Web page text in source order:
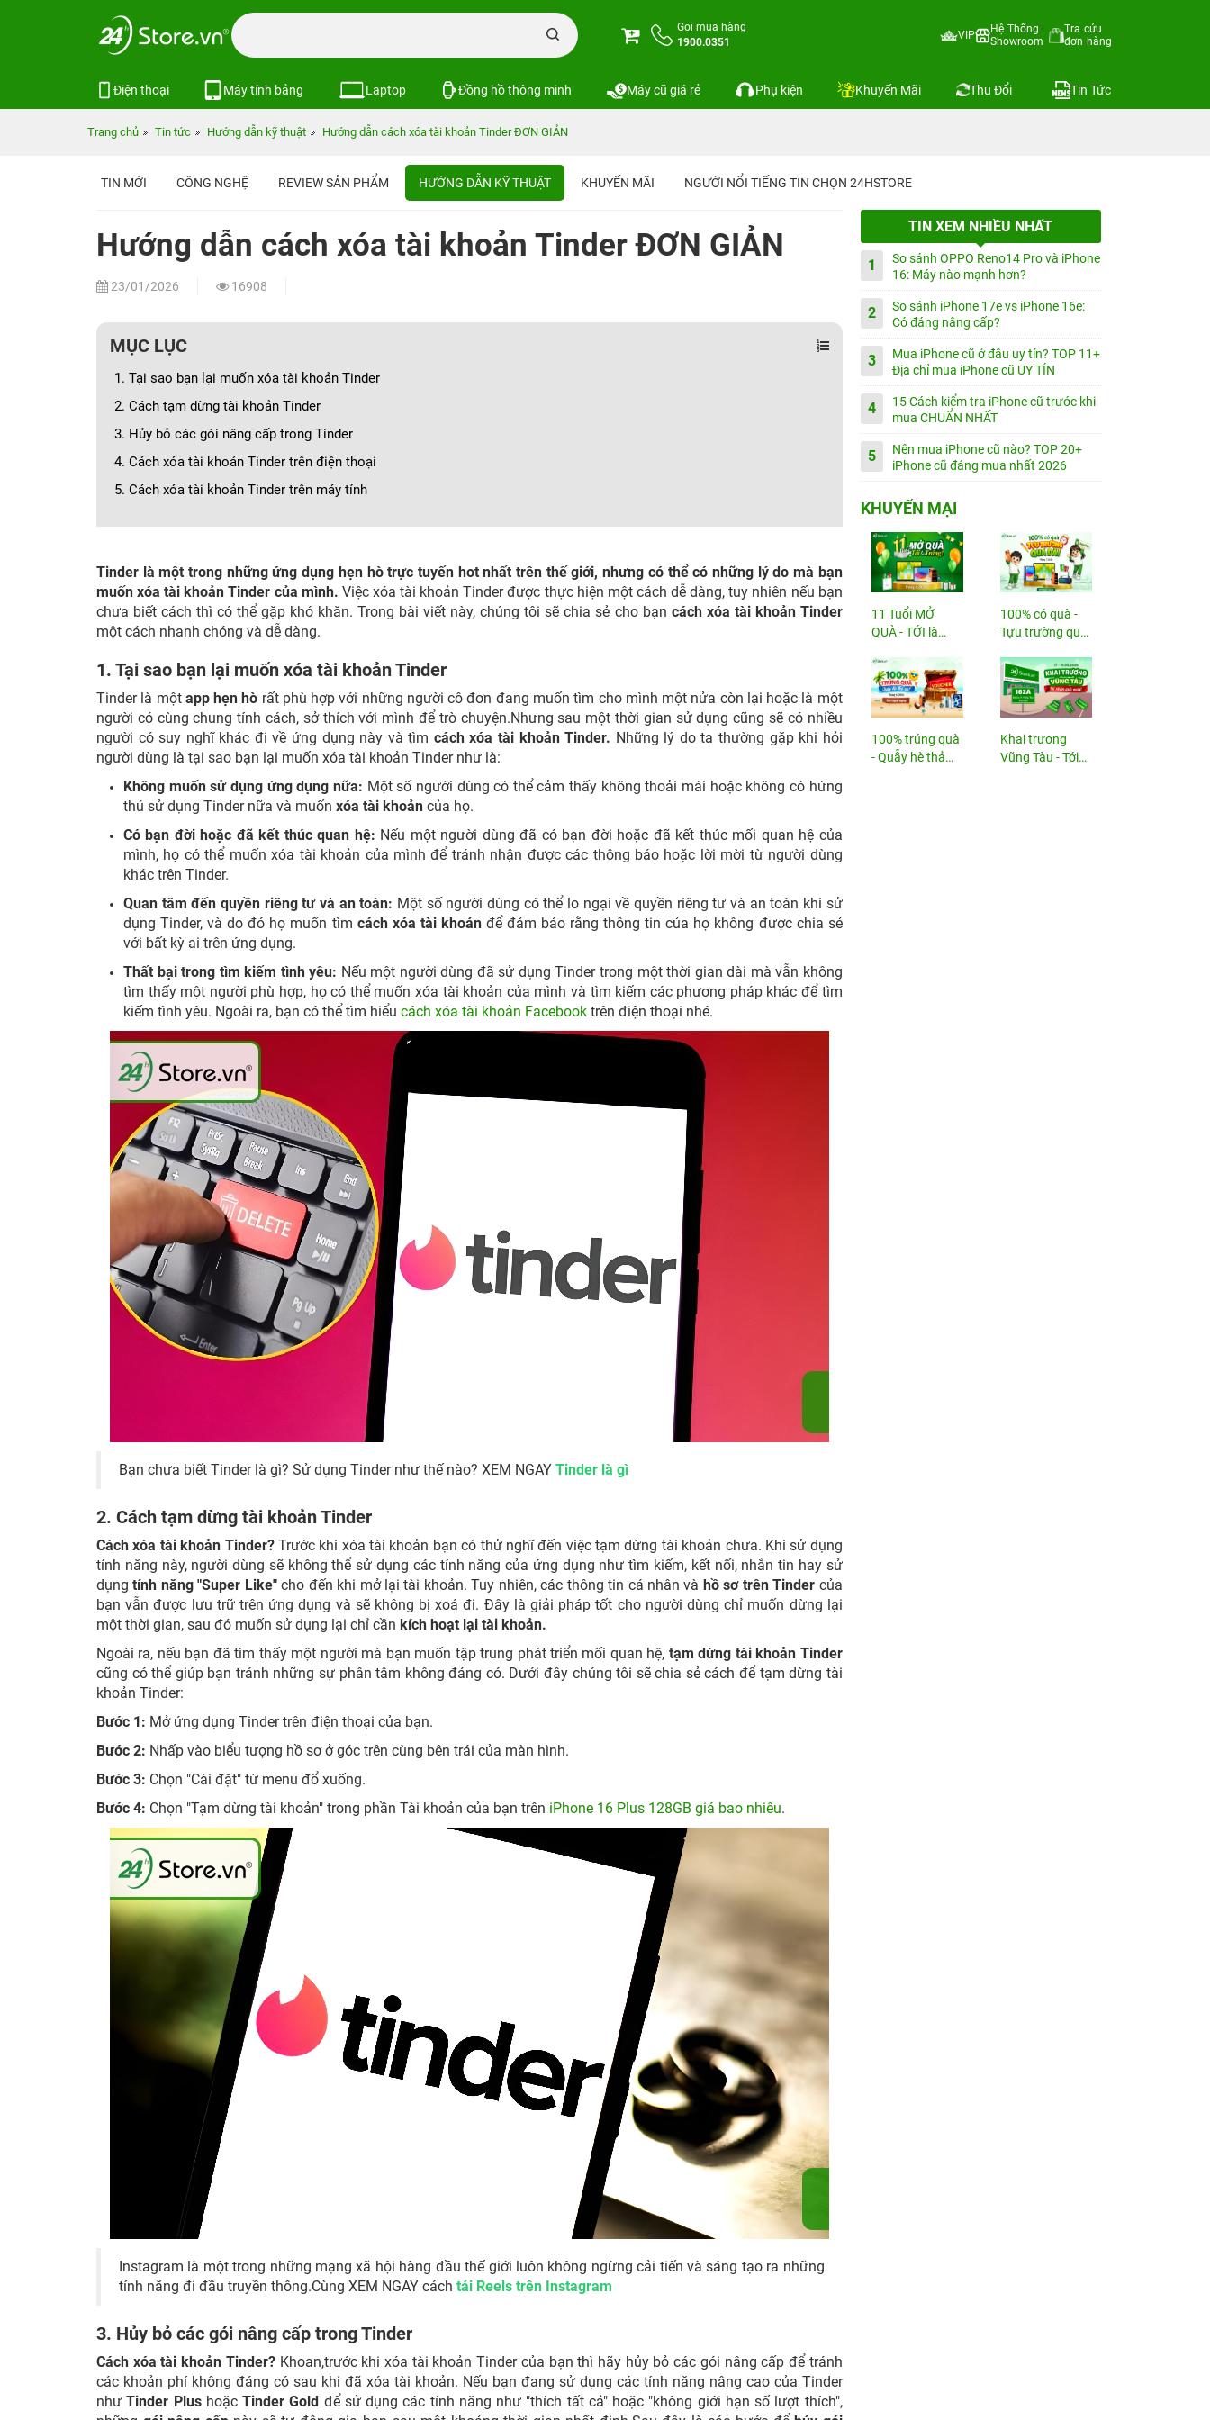
Gọi mua hàng
1900.0351
VIP
Hệ Thống
Showroom
Tra cứu
đơn hàng
Điện thoại Máy tính bảng Laptop Đồng hồ thông minh Máy cũ giá rẻ Phụ kiện Khuyến Mãi Thu Đổi Tin Tức
Trang chủ Tin tức Hướng dẫn kỹ thuật Hướng dẫn cách xóa tài khoản Tinder ĐƠN GIẢN
TIN MỚI CÔNG NGHỆ REVIEW SẢN PHẨM HƯỚNG DẪN KỸ THUẬT KHUYẾN MÃI NGƯỜI NỔI TIẾNG TIN CHỌN 24HSTORE
Hướng dẫn cách xóa tài khoản Tinder ĐƠN GIẢN
23/01/2026 16908
MỤC LỤC
1. Tại sao bạn lại muốn xóa tài khoản Tinder
2. Cách tạm dừng tài khoản Tinder
3. Hủy bỏ các gói nâng cấp trong Tinder
4. Cách xóa tài khoản Tinder trên điện thoại
5. Cách xóa tài khoản Tinder trên máy tính
Tinder là một trong những ứng dụng hẹn hò trực tuyến hot nhất trên thế giới, nhưng có thể có những lý do mà bạn
muốn xóa tài khoản Tinder của mình. Việc xóa tài khoản Tinder được thực hiện một cách dễ dàng, tuy nhiên nếu bạn
chưa biết cách thì có thể gặp khó khăn. Trong bài viết này, chúng tôi sẽ chia sẻ cho bạn cách xóa tài khoản Tinder
một cách nhanh chóng và dễ dàng.
1. Tại sao bạn lại muốn xóa tài khoản Tinder
Tinder là một app hẹn hò rất phù hợp với những người cô đơn đang muốn tìm cho mình một nửa còn lại hoặc là một
người có cùng chung tính cách, sở thích với mình để trò chuyện.Nhưng sau một thời gian sử dụng cũng sẽ có nhiều
người có suy nghĩ khác đi về ứng dụng này và tìm cách xóa tài khoản Tinder. Những lý do ta thường gặp khi hỏi
người dùng là tại sao bạn lại muốn xóa tài khoản Tinder như là:
Không muốn sử dụng ứng dụng nữa: Một số người dùng có thể cảm thấy không thoải mái hoặc không có hứng
thú sử dụng Tinder nữa và muốn xóa tài khoản của họ.
Có bạn đời hoặc đã kết thúc quan hệ: Nếu một người dùng đã có bạn đời hoặc đã kết thúc mối quan hệ của
mình, họ có thể muốn xóa tài khoản của mình để tránh nhận được các thông báo hoặc lời mời từ người dùng
khác trên Tinder.
Quan tâm đến quyền riêng tư và an toàn: Một số người dùng có thể lo ngại về quyền riêng tư và an toàn khi sử
dụng Tinder, và do đó họ muốn tìm cách xóa tài khoảnđể đảm bảo rằng thông tin của họ không được chia sẻ
với bất kỳ ai trên ứng dụng.
Thất bại trong tìm kiếm tình yêu: Nếu một người dùng đã sử dụng Tinder trong một thời gian dài mà vẫn không
tìm thấy một người phù hợp, họ có thể muốn xóa tài khoản của mình và tìm kiếm các phương pháp khác để tìm
kiếm tình yêu. Ngoài ra, bạn có thể tìm hiểu cách xóa tài khoản Facebook trên điện thoại nhé.
Bạn chưa biết Tinder là gì? Sử dụng Tinder như thế nào? XEM NGAY Tinder là gì
2. Cách tạm dừng tài khoản Tinder
Cách xóa tài khoản Tinder? Trước khi xóa tài khoản bạn có thử nghĩ đến việc tạm dừng tài khoản chưa. Khi sử dụng
tính năng này, người dùng sẽ không thể sử dụng các tính năng của ứng dụng như tìm kiếm, kết nối, nhắn tin hay sử
dụng tính năng "Super Like"cho đến khi mở lại tài khoản. Tuy nhiên, các thông tin cá nhân và hồ sơ trên Tinder của
bạn vẫn được lưu trữ trên ứng dụng và sẽ không bị xoá đi. Đây là giải pháp tốt cho người dùng chỉ muốn dừng lại
một thời gian, sau đó muốn sử dụng lại chỉ cần kích hoạt lại tài khoản.
Ngoài ra, nếu bạn đã tìm thấy một người mà bạn muốn tập trung phát triển mối quan hệ, tạm dừng tài khoản Tinder
cũng có thể giúp bạn tránh những sự phân tâm không đáng có. Dưới đây chúng tôi sẽ chia sẻ cách để tạm dừng tài
khoản Tinder:
Bước 1: Mở ứng dụng Tinder trên điện thoại của bạn.
Bước 2: Nhấp vào biểu tượng hồ sơ ở góc trên cùng bên trái của màn hình.
Bước 3: Chọn "Cài đặt" từ menu đổ xuống.
Bước 4: Chọn "Tạm dừng tài khoản" trong phần Tài khoản của bạn trên iPhone 16 Plus 128GB giá bao nhiêu.
Instagram là một trong những mạng xã hội hàng đầu thế giới luôn không ngừng cải tiến và sáng tạo ra những
tính năng đi đầu truyền thông.Cùng XEM NGAY cách tải Reels trên Instagram
3. Hủy bỏ các gói nâng cấp trong Tinder
Cách xóa tài khoản Tinder?Khoan,trước khi xóa tài khoản Tinder của bạn thì hãy hủy bỏ các gói nâng cấp để tránh
các khoản phí không đáng có sau khi đã xóa tài khoản. Nếu bạn đang sử dụng các tính năng nâng cao của Tinder
nhưTinder PlushoặcTinder Gold để sử dụng các tính năng như "thích tất cả" hoặc "không giới hạn số lượt thích",
TIN XEM NHIỀU NHẤT
1
So sánh OPPO Reno14 Pro và iPhone
16: Máy nào mạnh hơn?
2
So sánh iPhone 17e vs iPhone 16e:
Có đáng nâng cấp?
3
Mua iPhone cũ ở đâu uy tín? TOP 11+
Địa chỉ mua iPhone cũ UY TÍN
4
15 Cách kiểm tra iPhone cũ trước khi
mua CHUẨN NHẤT
5
Nên mua iPhone cũ nào? TOP 20+
iPhone cũ đáng mua nhất 2026
KHUYẾN MẠI
11 Tuổi MỞ
QUÀ - TỚI là
100% có quà -
Tựu trường quá
100% trúng quà
- Quẫy hè thả
Khai trương
Vũng Tàu - Tới